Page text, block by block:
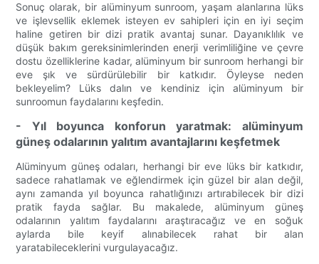
Sonuç olarak, bir alüminyum sunroom, yaşam alanlarına lüks
ve işlevsellik eklemek isteyen ev sahipleri için en iyi seçim
haline getiren bir dizi pratik avantaj sunar. Dayanıklılık ve
düşük bakım gereksinimlerinden enerji verimliliğine ve çevre
dostu özelliklerine kadar, alüminyum bir sunroom herhangi bir
eve şık ve sürdürülebilir bir katkıdır. Öyleyse neden
bekleyelim? Lüks dalın ve kendiniz için alüminyum bir
sunroomun faydalarını keşfedin.
- Yıl boyunca konforun yaratmak: alüminyum
güneş odalarının yalıtım avantajlarını keşfetmek
Alüminyum güneş odaları, herhangi bir eve lüks bir katkıdır,
sadece rahatlamak ve eğlendirmek için güzel bir alan değil,
aynı zamanda yıl boyunca rahatlığınızı artırabilecek bir dizi
pratik fayda sağlar. Bu makalede, alüminyum güneş
odalarının yalıtım faydalarını araştıracağız ve en soğuk
aylarda bile keyif alınabilecek rahat bir alan
yaratabileceklerini vurgulayacağız.